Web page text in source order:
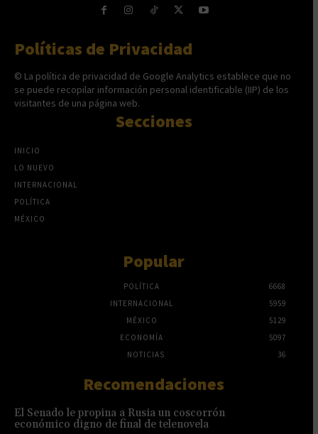
Políticas de Privacidad
© La política de privacidad de Google Analytics establece que no
se puede recopilar información personal identificable (IIP) de los
visitantes de una página web.
Secciones
INICIO
LO NUEVO
INTERNACIONAL
POLÍTICA
MÉXICO
Popular
POLÍTICA
6668
INTERNACIONAL
5959
MÉXICO
5129
ECONOMÍA
5097
NOTICIAS
36
Recomendaciones
El Senado le propina a Rusia un coscorrón
económico digno de final de telenovela